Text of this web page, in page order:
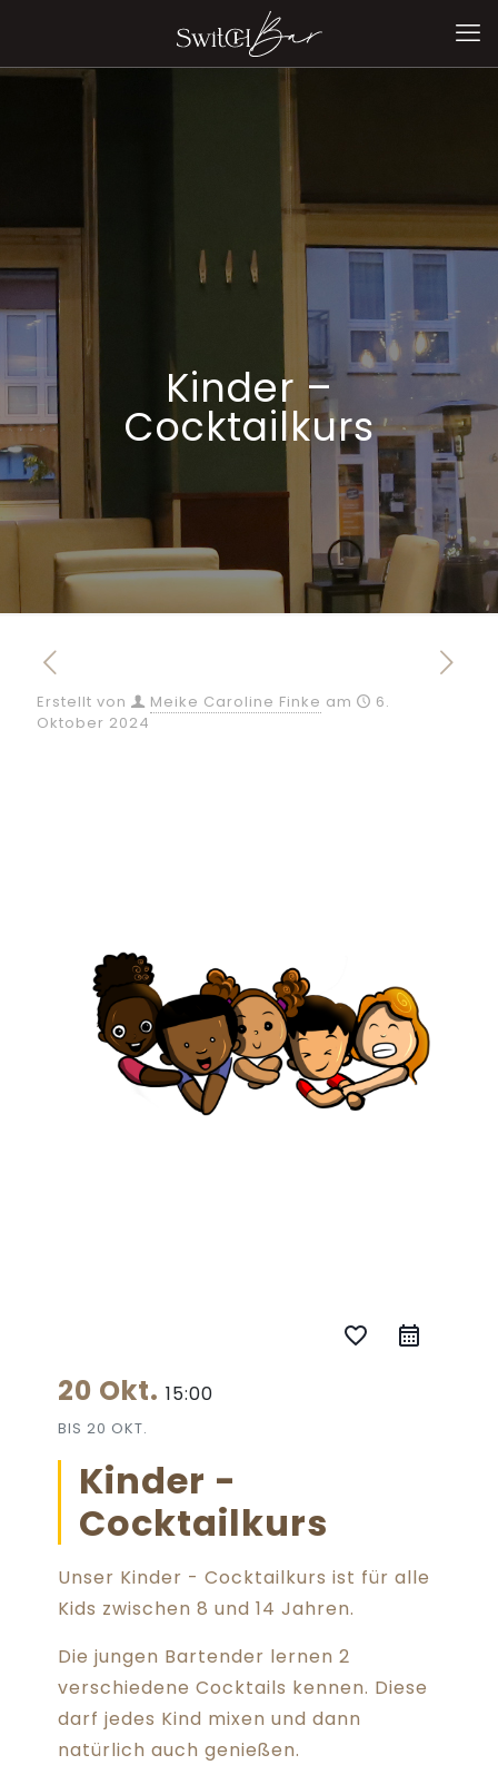
Kinder –
Cocktailkurs
Erstellt von Meike Caroline Finke am
6.
Oktober 2024
favorite_border
20 Okt. 15:00
BIS 20 OKT.
Kinder -
Cocktailkurs
Unser Kinder - Cocktailkurs ist für alle
Kids zwischen 8 und 14 Jahren.
Die jungen Bartender lernen 2
verschiedene Cocktails kennen. Diese
darf jedes Kind mixen und dann
natürlich auch genießen.